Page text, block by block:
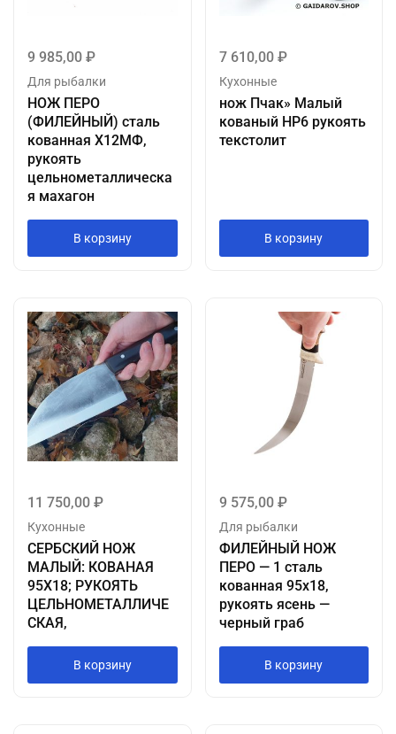
9 985,00 ₽
Для рыбалки
НОЖ ПЕРО
(ФИЛЕЙНЫЙ) сталь
кованная Х12МФ,
рукоять
цельнометаллическа
я махагон
В корзину
7 610,00 ₽
Кухонные
нож Пчак» Малый
кованый НР6 рукоять
текстолит
В корзину
11 750,00 ₽
Кухонные
СЕРБСКИЙ НОЖ
МАЛЫЙ: КОВАНАЯ
95Х18; РУКОЯТЬ
ЦЕЛЬНОМЕТАЛЛИЧЕ
СКАЯ,
В корзину
9 575,00 ₽
Для рыбалки
ФИЛЕЙНЫЙ НОЖ
ПЕРО — 1 сталь
кованная 95х18,
рукоять ясень —
черный граб
В корзину